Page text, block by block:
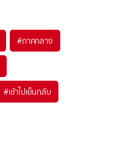
#ภาคกลาง
#เช้าไปเย็นกลับ